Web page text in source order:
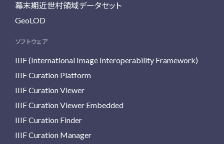
幕末期近世村領域データセット
GeoLOD
ソフトウェア
IIIF (International Image Interoperability Framework)
IIIF Curation Platform
IIIF Curation Viewer
IIIF Curation Viewer Embedded
IIIF Curation Finder
IIIF Curation Manager